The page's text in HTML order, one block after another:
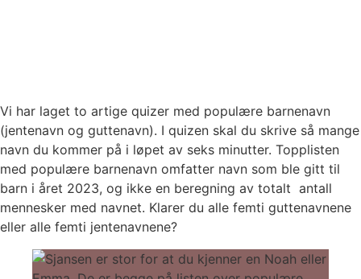
Vi har laget to artige quizer med populære barnenavn
(jentenavn og guttenavn). I quizen skal du skrive så mange
navn du kommer på i løpet av seks minutter. Topplisten
med populære barnenavn omfatter navn som ble gitt til
barn i året 2023, og ikke en beregning av totalt antall
mennesker med navnet. Klarer du alle femti guttenavnene
eller alle femti jentenavnene?